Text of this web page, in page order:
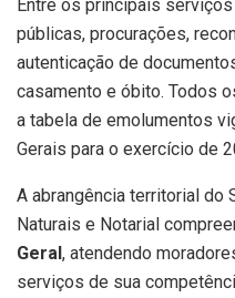
Entre os principais
públicas, procurações,
autenticação de
casamento e óbito. Todos
a tabela de emolumentos
Gerais para o exercício de
A abrangência territorial
Naturais e Notarial
Geral, atendendo
serviços de sua